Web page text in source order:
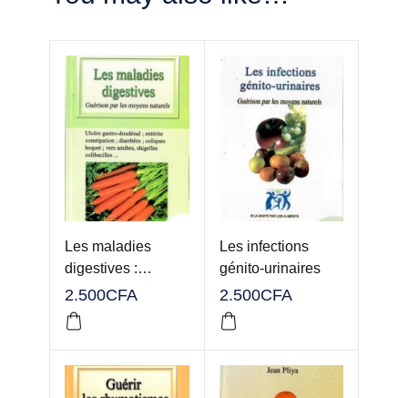
Les maladies
digestives :
Guérison par les
moyens naturels
2.500CFA
Les infections
génito-urinaires
2.500CFA